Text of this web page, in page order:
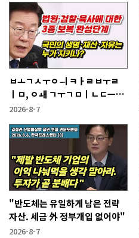
ㅂㅗㄱㅅㅜㅇㅢ ㅋㅏㄹㅂㅜㄹ
ㅣㅁ, ㅇㅙ ㄱㅜㄱㅁㅣㄴㄷㅡㄹ
ㅇㅣ ㄷㅏㅇㅎㅐㅇㅑ ㅎㅏㄴㅏ?
2026-8-7
"반도체는 유일하게 남은 전략
자산. 세금 外 정부개입 없어야"
2026-8-7